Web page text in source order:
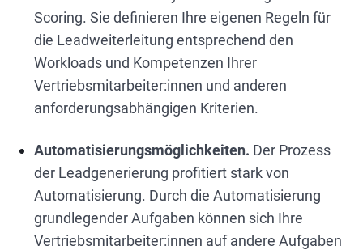
Scoring. Sie definieren Ihre eigenen Regeln für
die Leadweiterleitung entsprechend den
Workloads und Kompetenzen Ihrer
Vertriebsmitarbeiter:innen und anderen
anforderungsabhängigen Kriterien.
Automatisierungsmöglichkeiten. Der Prozess
der Leadgenerierung profitiert stark von
Automatisierung. Durch die Automatisierung
grundlegender Aufgaben können sich Ihre
Vertriebsmitarbeiter:innen auf andere Aufgaben